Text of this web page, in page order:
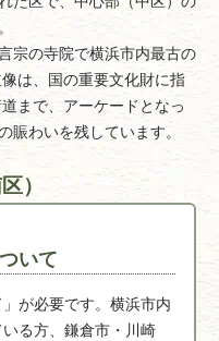
宗の寺院で横浜市内最古の
は、国の重要文化財に指
まで、アーケードとなっ
わいを残しています。
）
いて
が必要です。横浜市内
る方、鎌倉市・川崎